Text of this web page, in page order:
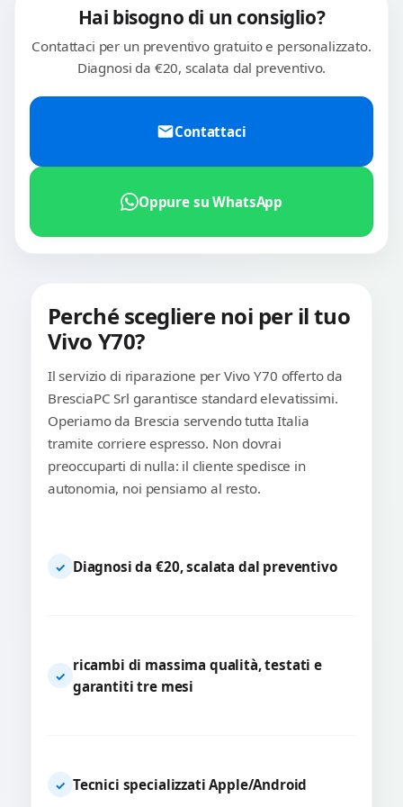
Hai bisogno di un consiglio?
Contattaci per un preventivo gratuito e personalizzato.
Diagnosi da €20, scalata dal preventivo.
Contattaci
Oppure su WhatsApp
Perché scegliere noi per il tuo
Vivo Y70?
Il servizio di riparazione per Vivo Y70 offerto da
BresciaPC Srl garantisce standard elevatissimi.
Operiamo da Brescia servendo tutta Italia
tramite corriere espresso. Non dovrai
preoccuparti di nulla: il cliente spedisce in
autonomia, noi pensiamo al resto.
✓ Diagnosi da €20, scalata dal preventivo
✓
ricambi di massima qualità, testati e
garantiti tre mesi
✓ Tecnici specializzati Apple/Android